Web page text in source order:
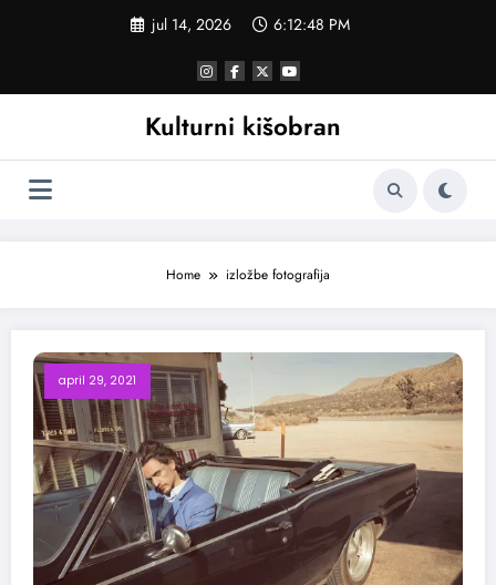
jul 14, 2026 6:12:48 PM
Kulturni kišobran
Home izložbe fotografija
april 29, 2021